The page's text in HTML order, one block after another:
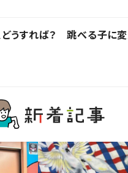
どうすれば？ 跳べる子に